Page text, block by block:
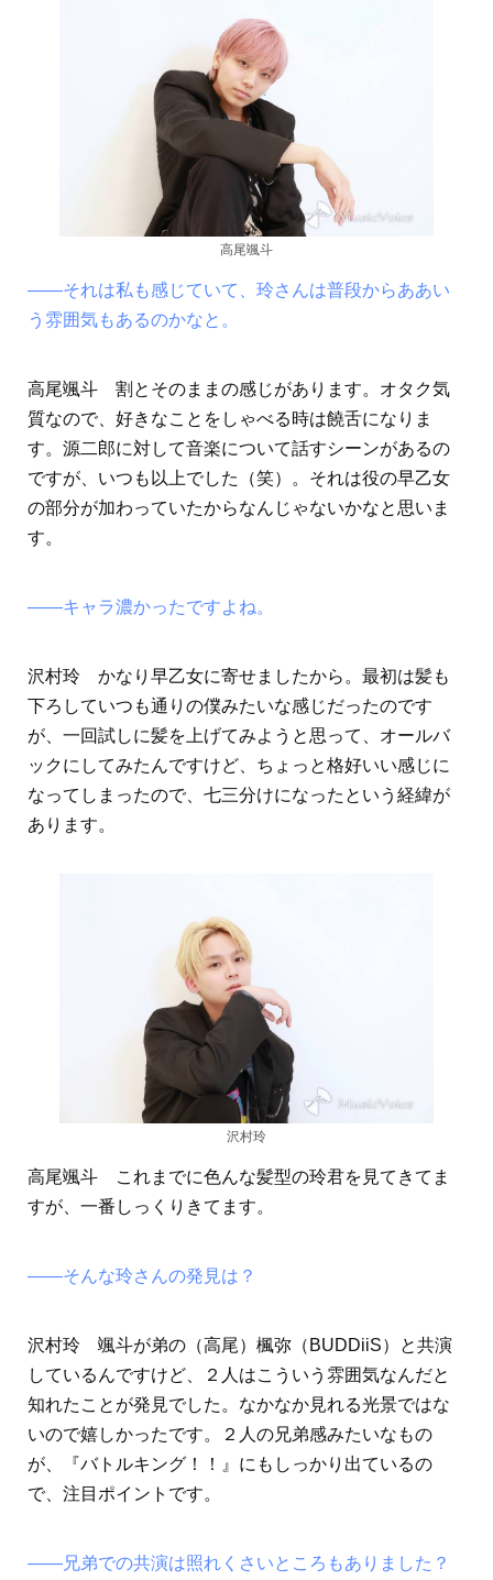
高尾颯斗
――それは私も感じていて、玲さんは普段からああい
う雰囲気もあるのかなと。
高尾颯斗 割とそのままの感じがあります。オタク気
質なので、好きなことをしゃべる時は饒舌になりま
す。源二郎に対して音楽について話すシーンがあるの
ですが、いつも以上でした（笑）。それは役の早乙女
の部分が加わっていたからなんじゃないかなと思いま
す。
――キャラ濃かったですよね。
沢村玲 かなり早乙女に寄せましたから。最初は髪も
下ろしていつも通りの僕みたいな感じだったのです
が、一回試しに髪を上げてみようと思って、オールバ
ックにしてみたんですけど、ちょっと格好いい感じに
なってしまったので、七三分けになったという経緯が
あります。
沢村玲
高尾颯斗 これまでに色んな髪型の玲君を見てきてま
すが、一番しっくりきてます。
――そんな玲さんの発見は？
沢村玲 颯斗が弟の（高尾）楓弥（BUDDiiS）と共演
しているんですけど、２人はこういう雰囲気なんだと
知れたことが発見でした。なかなか見れる光景ではな
いので嬉しかったです。２人の兄弟感みたいなもの
が、『バトルキング！！』にもしっかり出ているの
で、注目ポイントです。
――兄弟での共演は照れくさいところもありました？